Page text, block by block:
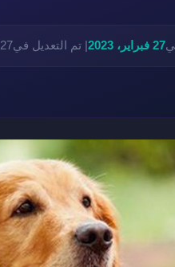
27 فبراير، 2023 | تم التعديل في27 أكتوبر، 2024